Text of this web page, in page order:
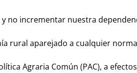
no incrementar nuestra
rural aparejado a cualquier
Agraria Común (PAC), a